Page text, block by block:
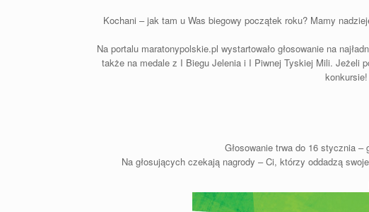
Kochani – jak tam u Was biegowy początek roku? Mamy
Na portalu maratonypolskie.pl wystartowało głosowanie na
także na medale z I Biegu Jelenia i I Piwnej Tyskiej Mili. Jeżeli
Głosowanie trwa do 16 stycznia
Na głosujących czekają nagrody – Ci, którzy oddadzą